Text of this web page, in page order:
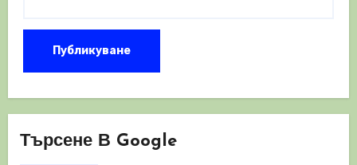
Търсене В Google